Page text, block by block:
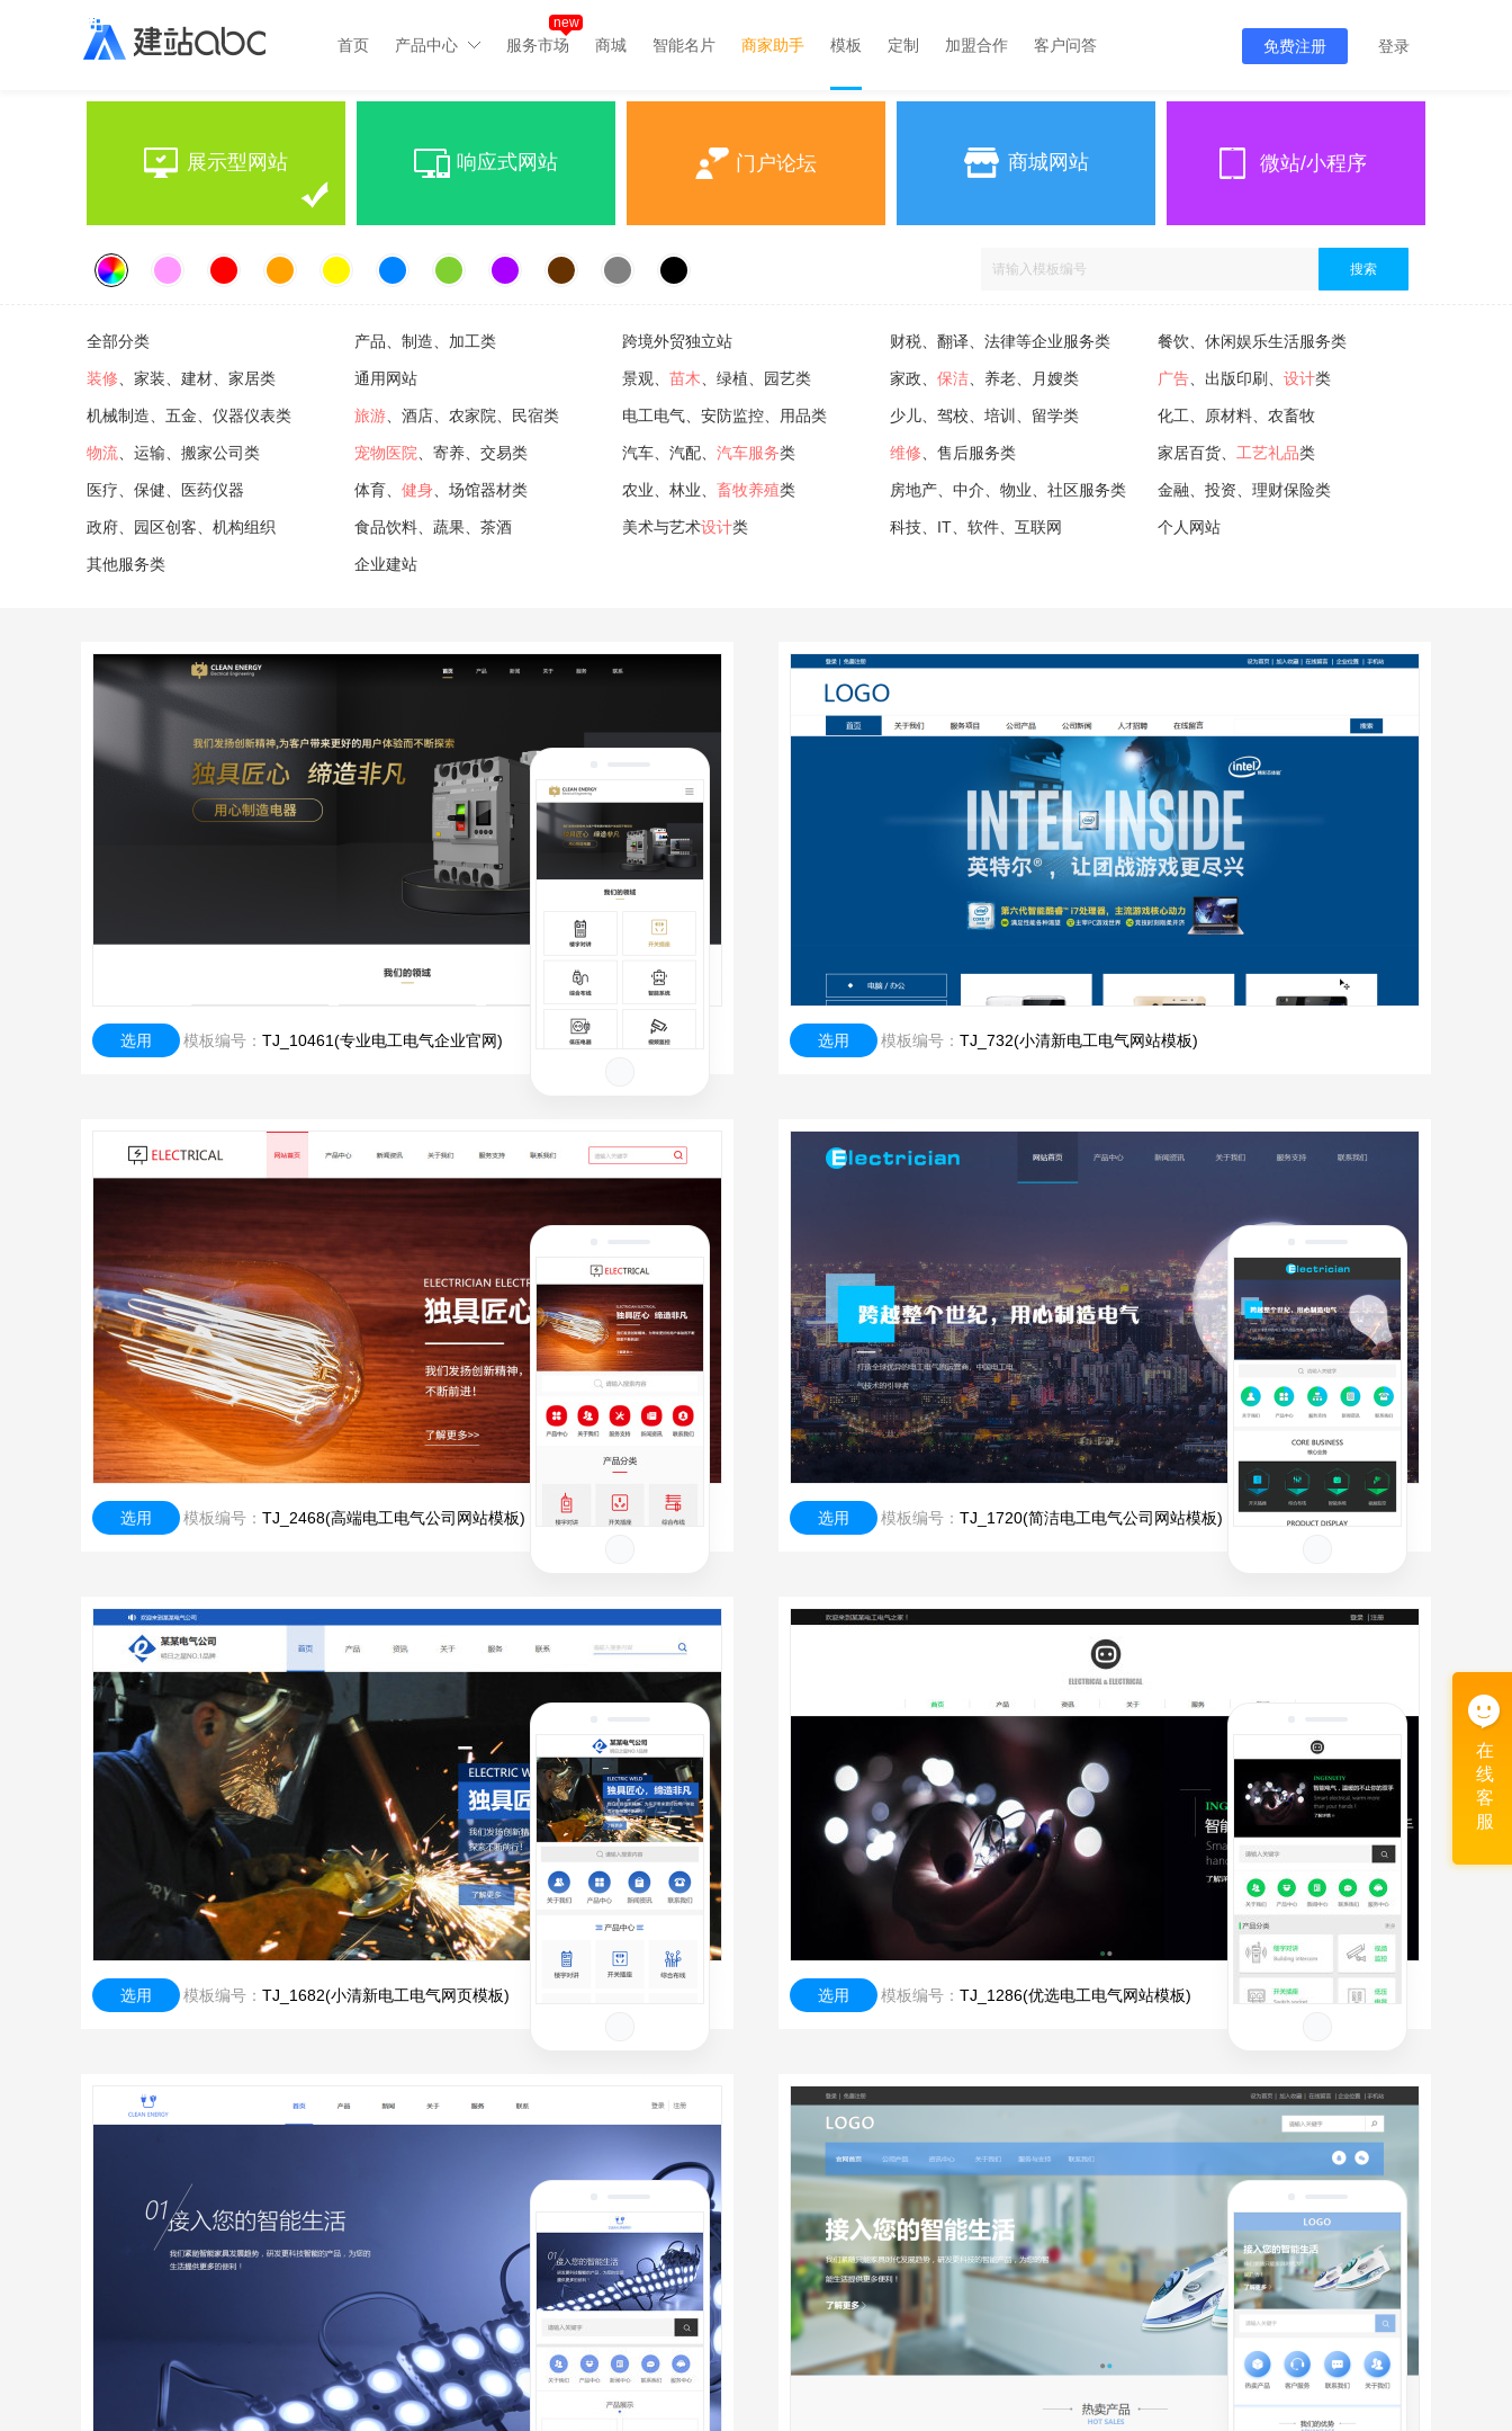
首页 产品中心 服务市场
new
商城 智能名片 商家助手 模板 定制 加盟合作 客户问答 免费注册 登录
展示型网站 响应式网站 门户论坛 商城网站 微站/小程序
搜索
全部分类 产品、制造、加工类 跨境外贸独立站 财税、翻译、法律等企业服务类 餐饮、休闲娱乐生活服务类
装修 、家装、建材、家居类 通用网站 景观、 苗木 、绿植、园艺类 家政、 保洁 、养老、月嫂类 广告 、出版印刷、 设计类
机械制造、五金、仪器仪表类 旅游 、酒店、农家院、民宿类 电工电气、安防监控、用品类 少儿、驾校、培训、留学类 化工、原材料、农畜牧
物流 、运输、搬家公司类 宠物医院 、寄养、交易类 汽车、汽配、 汽车服务类 维修 、售后服务类 家居百货、 工艺礼品类
医疗、保健、医药仪器 体育、 健身 、场馆器材类 农业、林业、 畜牧养殖类 房地产、中介、物业、社区服务类 金融、投资、理财保险类
政府、园区创客、机构组织 食品饮料、蔬果、茶酒 美术与艺术设计类 科技、IT、软件、互联网 个人网站
其他服务类 企业建站
选用 模板编号： TJ_10461(专业电工电气企业官网) 选用 模板编号： TJ_732(小清新电工电气网站模板)
选用 模板编号： TJ_2468(高端电工电气公司网站模板) 选用 模板编号： TJ_1720(简洁电工电气公司网站模板)
选用 模板编号： TJ_1682(小清新电工电气网页模板) 选用 模板编号： TJ_1286(优选电工电气网站模板)
在
线
客
服